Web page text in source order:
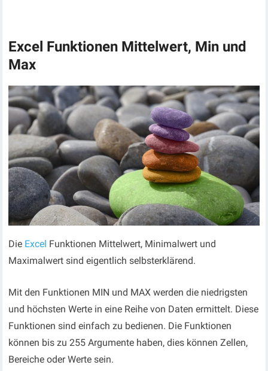
Excel Funktionen Mittelwert, Min und
Max
Die Excel Funktionen Mittelwert, Minimalwert und
Maximalwert sind eigentlich selbsterklärend.
Mit den Funktionen MIN und MAX werden die niedrigsten
und höchsten Werte in eine Reihe von Daten ermittelt. Diese
Funktionen sind einfach zu bedienen. Die Funktionen
können bis zu 255 Argumente haben, dies können Zellen,
Bereiche oder Werte sein.